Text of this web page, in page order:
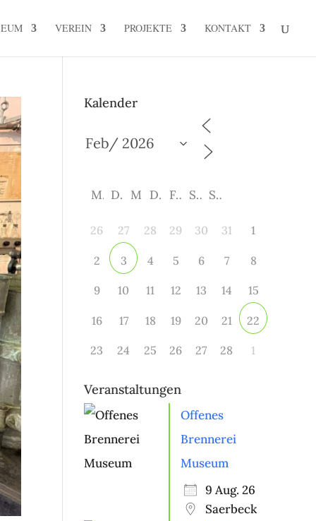
VEREIN PROJEKTE KONTAKT
Kalender
M D M D F S S
26 27 28 29 30 31 1
2 3 4 5 6 7 8
9 10 11 12 13 14 15
16 17 18 19 20 21 22
23 24 25 26 27 28 1
Veranstaltungen
Offenes
Brennerei
Museum
9 Aug. 26
Saerbeck